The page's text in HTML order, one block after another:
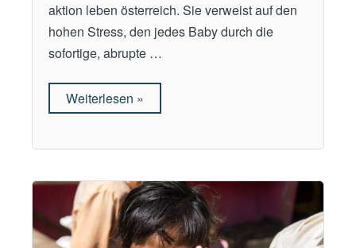
aktion leben österreich. Sie verweist auf den
hohen Stress, den jedes Baby durch die
sofortige, abrupte …
Weiterlesen
G
e
n
d
»